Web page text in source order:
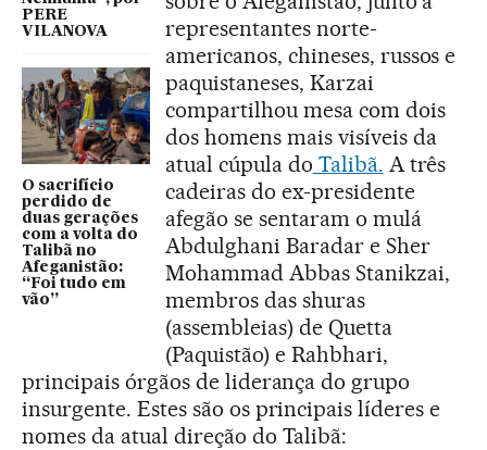
PERE
VILANOVA
O sacrifício
perdido de
duas gerações
com a volta do
Talibã no
Afeganistão:
“Foi tudo em
vão”
representantes norte-
americanos, chineses, russos e
paquistaneses, Karzai
compartilhou mesa com dois
dos homens mais visíveis da
atual cúpula do Talibã. A três
cadeiras do ex-presidente
afegão se sentaram o mulá
Abdulghani Baradar e Sher
Mohammad Abbas Stanikzai,
membros das shuras
(assembleias) de Quetta
(Paquistão) e Rahbhari,
principais órgãos de liderança do grupo
insurgente. Estes são os principais líderes e
nomes da atual direção do Talibã: